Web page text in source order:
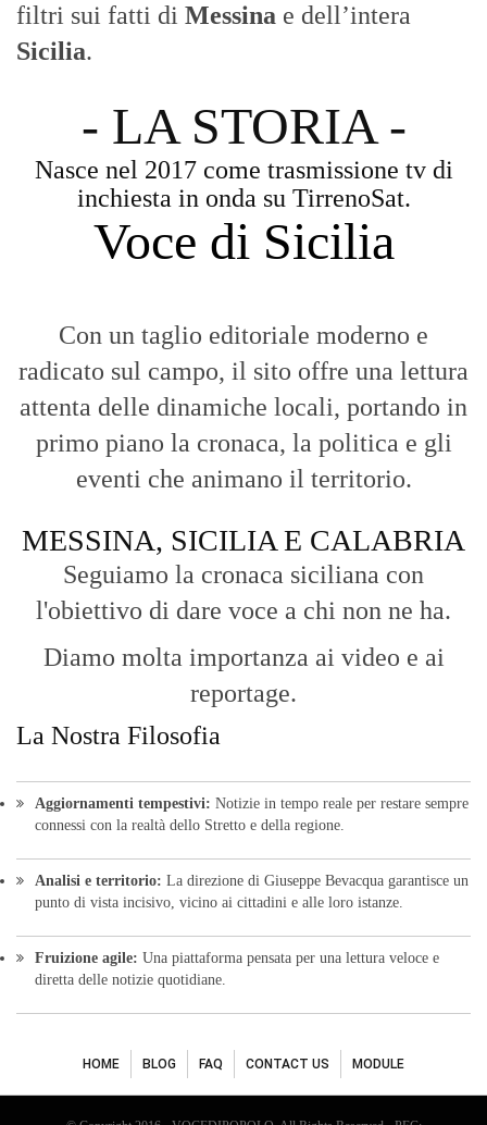
filtri sui fatti di Messina e dell’intera
Sicilia.
- LA STORIA -
Nasce nel 2017 come trasmissione tv di
inchiesta in onda su TirrenoSat.
Voce di Sicilia
Con un taglio editoriale moderno e
radicato sul campo, il sito offre una lettura
attenta delle dinamiche locali, portando in
primo piano la cronaca, la politica e gli
eventi che animano il territorio.
MESSINA, SICILIA E CALABRIA
Seguiamo la cronaca siciliana con
l'obiettivo di dare voce a chi non ne ha.
Diamo molta importanza ai video e ai
reportage.
La Nostra Filosofia
Aggiornamenti tempestivi: Notizie in tempo reale per restare sempre
connessi con la realtà dello Stretto e della regione.
Analisi e territorio: La direzione di Giuseppe Bevacqua garantisce un
punto di vista incisivo, vicino ai cittadini e alle loro istanze.
Fruizione agile: Una piattaforma pensata per una lettura veloce e
diretta delle notizie quotidiane.
HOME BLOG FAQ CONTACT US MODULE